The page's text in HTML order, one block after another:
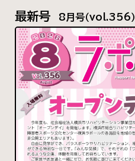
最新号 8月号（vol.356）